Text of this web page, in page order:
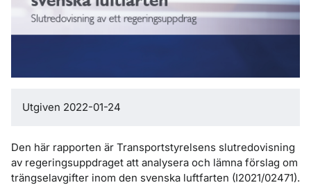
Utgiven 2022-01-24
Den här rapporten är Transportstyrelsens slutredovisning
av regeringsuppdraget att analysera och lämna förslag om
trängselavgifter inom den svenska luftfarten (I2021/02471).